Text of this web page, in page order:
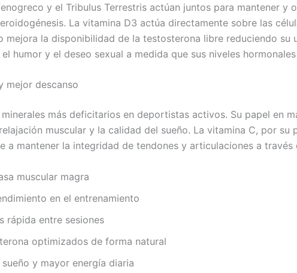
y el Tribulus Terrestris actúan juntos para mantener
La vitamina D3 actúa directamente sobre las
mejora la disponibilidad de la testosterona libre reduciendo
humor y el deseo sexual a medida que sus niveles
mejor descanso
más deficitarios en deportistas activos. Su papel en
muscular y la calidad del sueño. La vitamina C, por
a mantener la integridad de tendones y articulaciones a través
muscular magra
en el entrenamiento
rápida entre sesiones
optimizados de forma natural
y mayor energía diaria